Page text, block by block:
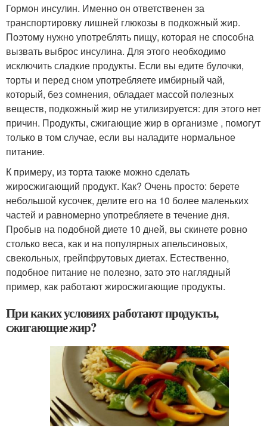
Гормон инсулин. Именно он ответственен за
транспортировку лишней глюкозы в подкожный жир.
Поэтому нужно употреблять пищу, которая не способна
вызвать выброс инсулина. Для этого необходимо
исключить сладкие продукты. Если вы едите булочки,
торты и перед сном употребляете имбирный чай,
который, без сомнения, обладает массой полезных
веществ, подкожный жир не утилизируется: для этого нет
причин. Продукты, сжигающие жир в организме , помогут
только в том случае, если вы наладите нормальное
питание.
К примеру, из торта также можно сделать
жиросжигающий продукт. Как? Очень просто: берете
небольшой кусочек, делите его на 10 более маленьких
частей и равномерно употребляете в течение дня.
Пробыв на подобной диете 10 дней, вы скинете ровно
столько веса, как и на популярных апельсиновых,
свекольных, грейпфрутовых диетах. Естественно,
подобное питание не полезно, зато это наглядный
пример, как работают жиросжигающие продукты.
При каких условиях работают продукты,
сжигающие жир?